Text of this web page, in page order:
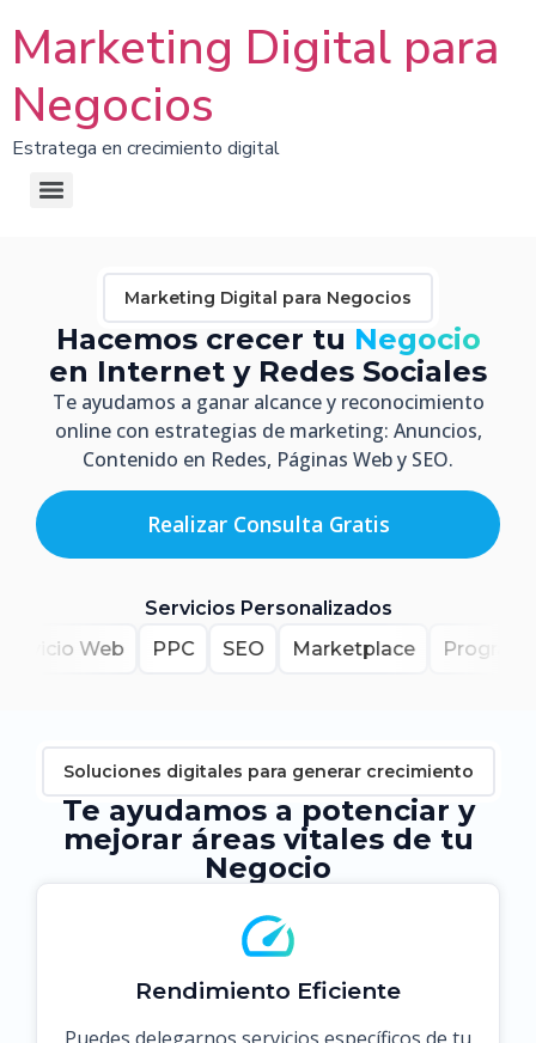
Marketing Digital para
Negocios
Estratega en crecimiento digital
Marketing Digital para Negocios
Hacemos crecer tu Negocio
en Internet y Redes Sociales
Te ayudamos a ganar alcance y reconocimiento
online con estrategias de marketing: Anuncios,
Contenido en Redes, Páginas Web y SEO.
Realizar Consulta Gratis
Servicios Personalizados
Web
PPC SEO Marketplace
Soluciones digitales para generar crecimiento
Te ayudamos a potenciar y
mejorar áreas vitales de tu
Negocio
Rendimiento Eficiente